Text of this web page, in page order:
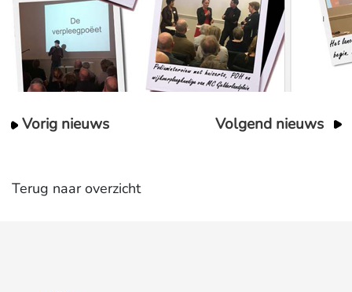
Vorig nieuws Volgend nieuws
Terug naar overzicht